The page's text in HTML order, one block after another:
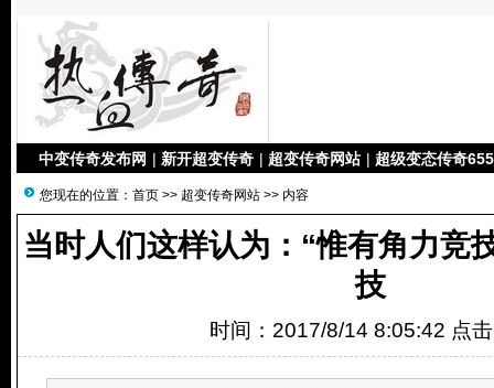
中变传奇发布网 | 新开超变传奇 | 超变传奇网站 | 超级变态传奇
您现在的位置： 首页 >> 超变传奇网站 >> 内容
当时人们这样认为：“惟有角力竞
技
时间：2017/8/14 8:05:42 点